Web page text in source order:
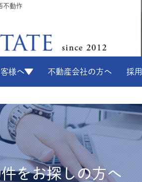
不動作
様へ 不動産会社の方へ 採
をお探しの方へ